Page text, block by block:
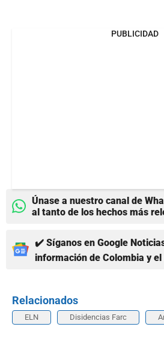
PUBLICIDAD
Únase a nuestro canal de
al tanto de los hechos más
✔️ Síganos en Google
información de Colombia y el
Relacionados
ELN Disidencias Farc